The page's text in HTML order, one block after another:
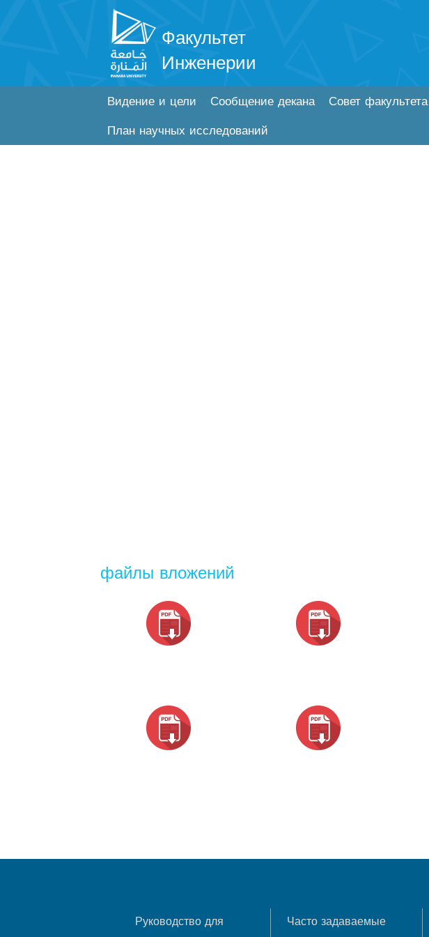
Факультет
Инженерии
Видение и цели Сообщение декана Совет факультета
План научных исследований
файлы вложений
Руководство для Часто задаваемые